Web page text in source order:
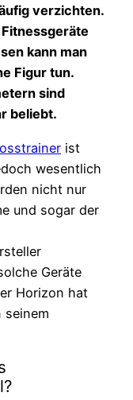
verzichten.
kann man
Figur tun.
sind
beliebt.
ist
wesentlich
nicht nur
und sogar der
Geräte
Horizon hat
seinem